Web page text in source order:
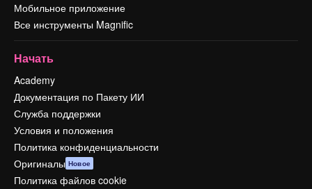
Мобильное приложение
Все инструменты Magnific
Начать
Academy
Документация по Пакету ИИ
Служба поддержки
Условия и положения
Политика конфиденциальности
Оригиналы Новое
Политика файлов cookie